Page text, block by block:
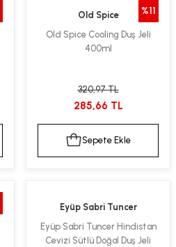
%11
Old Spice
Old Spice Cooling Duş Jeli
400ml
320,97 TL
285,66 TL
Sepete Ekle
Eyüp Sabri Tuncer
Eyüp Sabri Tuncer Hindistan
Cevizi Sütlü Doğal Duş Jeli